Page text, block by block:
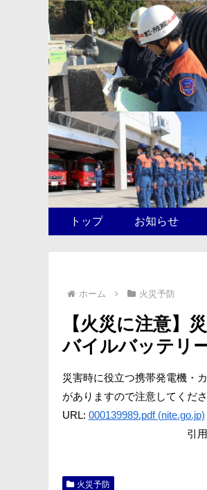
トップ お知らせ
ホーム 火災予防
【火災に注意】
バイルバッテリ
災害時に役立つ携帯発電機・
がありますので注意してくだ
URL: 000139989.pdf (nite.go.jp)
引用 独立行政法人
火災予防